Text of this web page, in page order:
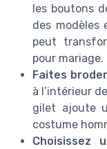
les boutons
des modèles
peut
pour mariage.
Faites
à l’intérieur
gilet ajoute
costume
Choisissez